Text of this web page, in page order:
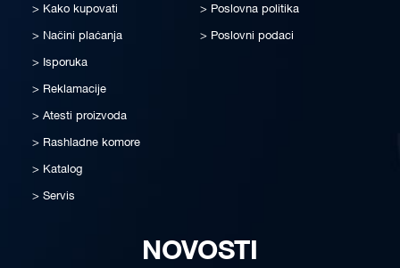
Kako kupovati
Načini plaćanja
Isporuka
Reklamacije
Atesti proizvoda
Rashladne komore
Katalog
Servis
Poslovna politika
Poslovni podaci
NOVOSTI